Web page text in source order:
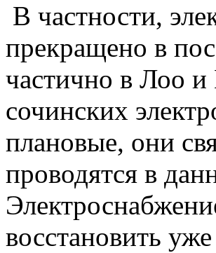
В частности,
прекращено в
частично в Лоо
сочинских
плановые, они
проводятся в
восстановить